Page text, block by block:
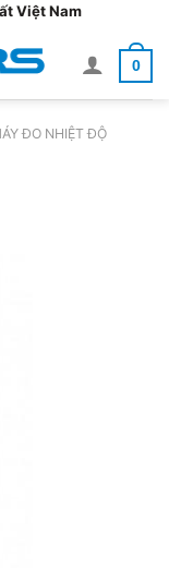
Việt Nam
0
ĐO NHIỆT ĐỘ